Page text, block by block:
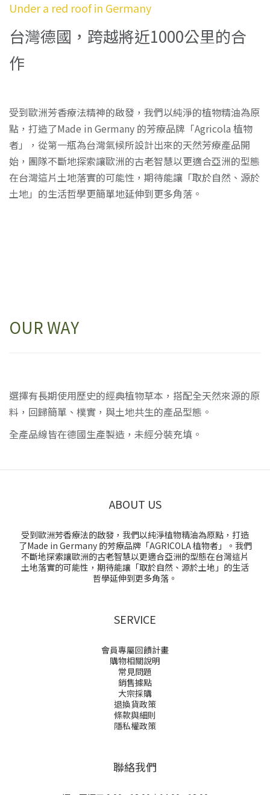
Under a red roof in Germany
台灣德國，跨越將近1000公里的合
作
受到歐洲芳香療法精神的啟發，我們以純淨的植物精油為原
點，打造了Made in Germany 的芳療品牌「Agricola 植物
者」， 從第一瓶為台灣氣候所設計出來的天然芳療產品開
始，團隊不斷地探索讓歐洲的古老智慧以更適合亞洲的型態
在台灣這片土地落實的可能性 ，期待能讓「取於自然、源於
土地」的生活哲學更簡單地延伸到更多角落。
OUR WAY
選擇有長期使用歷史的經典植物草本，搭配全天然來源的原
料，回歸簡單、樸實，與土地共生的產品型態。
全產品線皆在德國生產製造，未經分裝充填。
ABOUT US
受到歐洲芳香療法的啟發，我們以純淨植物精油為原點，打造
了Made in Germany 的芳療品牌「AGRICOLA 植物者」。我們
不斷地探索讓歐洲的古老智慧以更適合亞洲的型態在台灣這片
土地落實的可能性，期待能讓「取於自然、源於土地」的生活
哲學延伸到更多角落。
SERVICE
會員專屬回饋計畫
購物相關說明
常見問題
銷售據點
大宗採購
退換貨政策
條款與細則
隱私權政策
聯絡我們